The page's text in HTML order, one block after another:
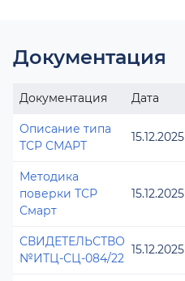
Документация
Документация Дата
Описание типа
ТСР СМАРТ
15.12.2025
Методика
поверки ТСР
Смарт
15.12.2025
СВИДЕТЕЛЬСТВО
№ИТЦ-СЦ-084/22
15.12.2025